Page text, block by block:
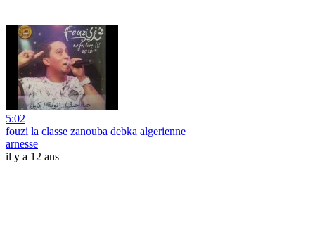
5:02
fouzi la classe zanouba debka algerienne
arnesse
il y a 12 ans